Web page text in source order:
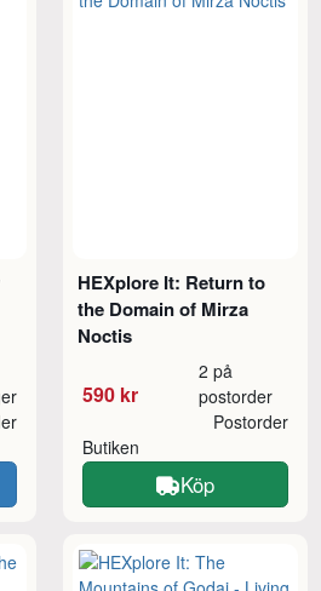
HEXplore It: Return to
the Domain of Mirza
Noctis
590 kr
2 på
postorder
Butiken
Postorder
Köp